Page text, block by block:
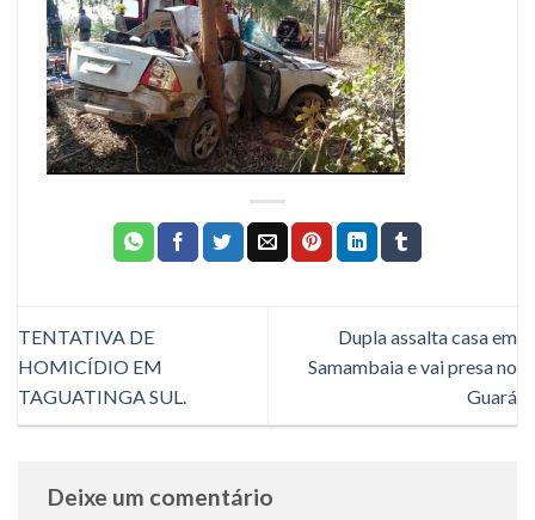
TENTATIVA DE
HOMICÍDIO EM
TAGUATINGA SUL.
Dupla assalta casa em
Samambaia e vai presa no
Guará
Deixe um comentário